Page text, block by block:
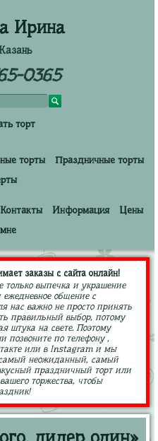
Ирина
0365
торт
торты
Праздничные торты
Контакты Информация
Цены
заказы с сайта онлайн!
только выпечка и украшение
ежедневное общение с
нас важно не просто принять
правильный выбор, потому
штука на свете. Поэтому
позвоните по телефону ,
или в Instagram и мы
неожиданный, самый
праздничный торт или
торжества, чтобы